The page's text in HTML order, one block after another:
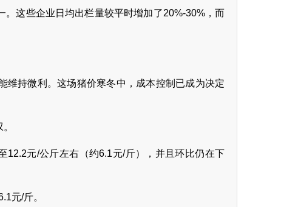
这些企业日均出栏量较平时增加了20%-30%，而
维持微利。这场猪价寒冬中，成本控制已成为决定
12.2元/公斤左右（约6.1元/斤），并且环比仍在下
元/斤。